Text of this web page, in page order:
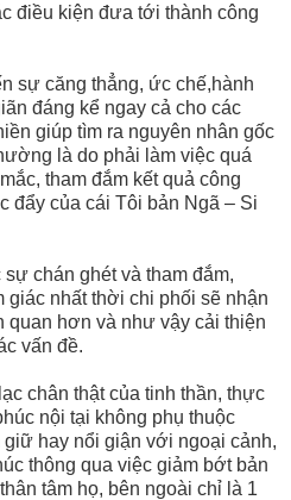
điều kiện đưa tới thành công
sự căng thẳng, ức chế,hành
đáng kể ngay cả cho các
giúp tìm ra nguyên nhân gốc
là do phải làm việc quá
tham đắm kết quả công
đẩy của cái Tôi bản Ngã – Si
chán ghét và tham đắm,
giác nhất thời chi phối sẽ nhận
quan hơn và như vậy cải thiện
vấn đề.
chân thật của tinh thần, thực
nội tại không phụ thuộc
hay nổi giận với ngoại cảnh,
thông qua việc giảm bớt bản
tâm họ, bên ngoài chỉ là 1